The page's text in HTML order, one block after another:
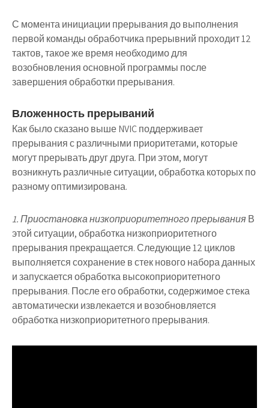
С момента инициации прерывания до выполнения
первой команды обработчика прерывний проходит 12
тактов, такое же время необходимо для
возобновления основной программы после
завершения обработки прерывания.
Вложенность прерываний
Как было сказано выше NVIC поддерживает
прерывания с различными приоритетами, которые
могут прерывать друг друга. При этом, могут
возникнуть различные ситуации, обработка которых по
разному оптимизирована.
1. Приостановка низкоприоритетного прерывания В
этой ситуации, обработка низкоприоритетного
прерывания прекращается. Следующие 12 циклов
выполняется сохранение в стек нового набора данных
и запускается обработка высокоприоритетного
прерывания. После его обработки, содержимое стека
автоматически извлекается и возобновляется
обработка низкоприоритетного прерывания.